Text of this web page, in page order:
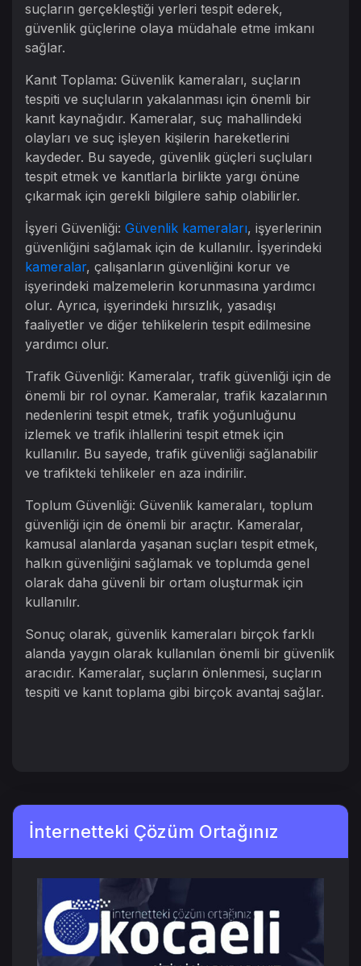
suçların gerçekleştiği yerleri tespit ederek,
güvenlik güçlerine olaya müdahale etme imkanı
sağlar.
Kanıt Toplama: Güvenlik kameraları, suçların
tespiti ve suçluların yakalanması için önemli bir
kanıt kaynağıdır. Kameralar, suç mahallindeki
olayları ve suç işleyen kişilerin hareketlerini
kaydeder. Bu sayede, güvenlik güçleri suçluları
tespit etmek ve kanıtlarla birlikte yargı önüne
çıkarmak için gerekli bilgilere sahip olabilirler.
İşyeri Güvenliği: Güvenlik kameraları, işyerlerinin
güvenliğini sağlamak için de kullanılır. İşyerindeki
kameralar, çalışanların güvenliğini korur ve
işyerindeki malzemelerin korunmasına yardımcı
olur. Ayrıca, işyerindeki hırsızlık, yasadışı
faaliyetler ve diğer tehlikelerin tespit edilmesine
yardımcı olur.
Trafik Güvenliği: Kameralar, trafik güvenliği için de
önemli bir rol oynar. Kameralar, trafik kazalarının
nedenlerini tespit etmek, trafik yoğunluğunu
izlemek ve trafik ihlallerini tespit etmek için
kullanılır. Bu sayede, trafik güvenliği sağlanabilir
ve trafikteki tehlikeler en aza indirilir.
Toplum Güvenliği: Güvenlik kameraları, toplum
güvenliği için de önemli bir araçtır. Kameralar,
kamusal alanlarda yaşanan suçları tespit etmek,
halkın güvenliğini sağlamak ve toplumda genel
olarak daha güvenli bir ortam oluşturmak için
kullanılır.
Sonuç olarak, güvenlik kameraları birçok farklı
alanda yaygın olarak kullanılan önemli bir güvenlik
aracıdır. Kameralar, suçların önlenmesi, suçların
tespiti ve kanıt toplama gibi birçok avantaj sağlar.
İnternetteki Çözüm Ortağınız